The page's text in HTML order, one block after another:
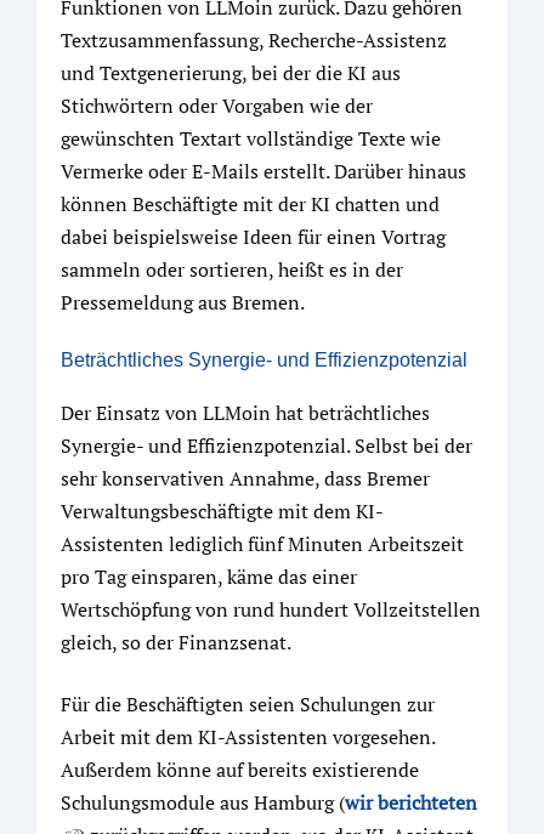
Funktionen von LLMoin zurück. Dazu gehören
Textzusammenfassung, Recherche-Assistenz
und Textgenerierung, bei der die KI aus
Stichwörtern oder Vorgaben wie der
gewünschten Textart vollständige Texte wie
Vermerke oder E-Mails erstellt. Darüber hinaus
können Beschäftigte mit der KI chatten und
dabei beispielsweise Ideen für einen Vortrag
sammeln oder sortieren, heißt es in der
Pressemeldung aus Bremen.
Beträchtliches Synergie- und Effizienzpotenzial
Der Einsatz von LLMoin hat beträchtliches
Synergie- und Effizienzpotenzial. Selbst bei der
sehr konservativen Annahme, dass Bremer
Verwaltungsbeschäftigte mit dem KI-
Assistenten lediglich fünf Minuten Arbeitszeit
pro Tag einsparen, käme das einer
Wertschöpfung von rund hundert Vollzeitstellen
gleich, so der Finanzsenat.
Für die Beschäftigten seien Schulungen zur
Arbeit mit dem KI-Assistenten vorgesehen.
Außerdem könne auf bereits existierende
Schulungsmodule aus Hamburg (wir berichteten